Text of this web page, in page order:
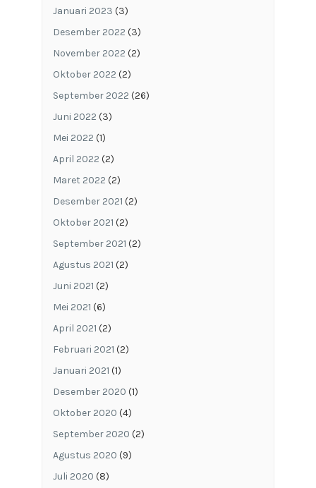
Januari 2023 (3)
Desember 2022 (3)
November 2022 (2)
Oktober 2022 (2)
September 2022 (26)
Juni 2022 (3)
Mei 2022 (1)
April 2022 (2)
Maret 2022 (2)
Desember 2021 (2)
Oktober 2021 (2)
September 2021 (2)
Agustus 2021 (2)
Juni 2021 (2)
Mei 2021 (6)
April 2021 (2)
Februari 2021 (2)
Januari 2021 (1)
Desember 2020 (1)
Oktober 2020 (4)
September 2020 (2)
Agustus 2020 (9)
Juli 2020 (8)